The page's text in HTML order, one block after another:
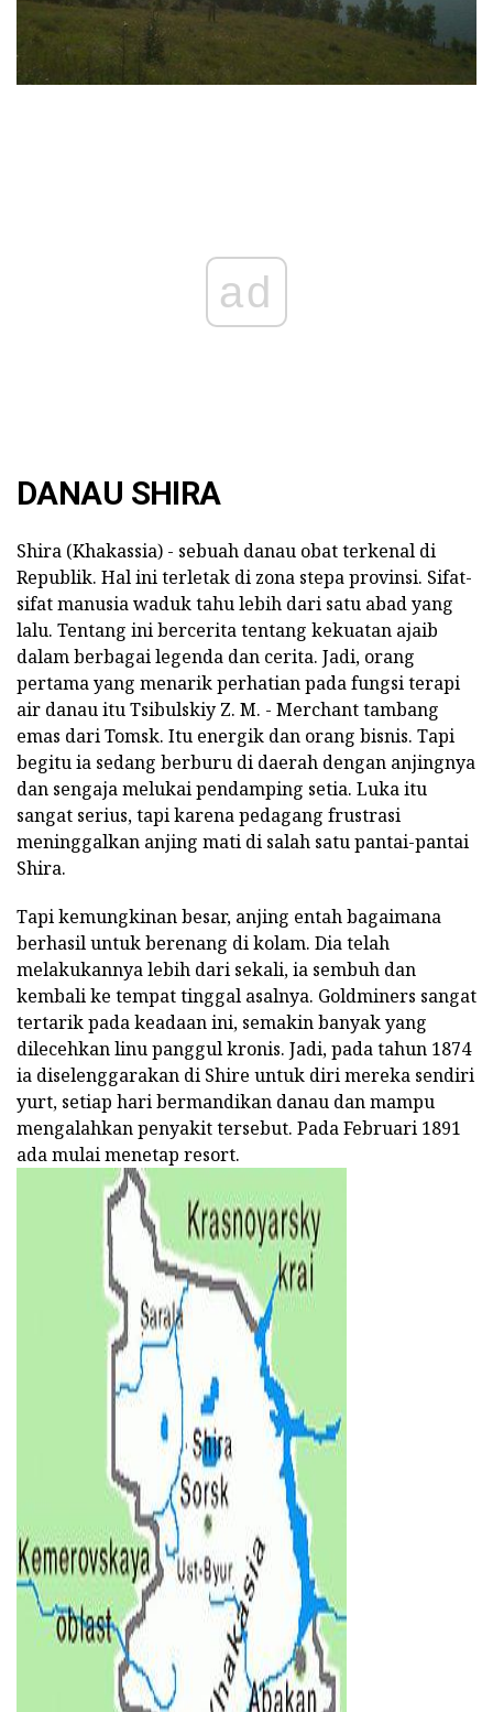
ad
DANAU SHIRA
Shira (Khakassia) - sebuah danau obat terkenal di
Republik. Hal ini terletak di zona stepa provinsi. Sifat-
sifat manusia waduk tahu lebih dari satu abad yang
lalu. Tentang ini bercerita tentang kekuatan ajaib
dalam berbagai legenda dan cerita. Jadi, orang
pertama yang menarik perhatian pada fungsi terapi
air danau itu Tsibulskiy Z. M. - Merchant tambang
emas dari Tomsk. Itu energik dan orang bisnis. Tapi
begitu ia sedang berburu di daerah dengan anjingnya
dan sengaja melukai pendamping setia. Luka itu
sangat serius, tapi karena pedagang frustrasi
meninggalkan anjing mati di salah satu pantai-pantai
Shira.
Tapi kemungkinan besar, anjing entah bagaimana
berhasil untuk berenang di kolam. Dia telah
melakukannya lebih dari sekali, ia sembuh dan
kembali ke tempat tinggal asalnya. Goldminers sangat
tertarik pada keadaan ini, semakin banyak yang
dilecehkan linu panggul kronis. Jadi, pada tahun 1874
ia diselenggarakan di Shire untuk diri mereka sendiri
yurt, setiap hari bermandikan danau dan mampu
mengalahkan penyakit tersebut. Pada Februari 1891
ada mulai menetap resort.